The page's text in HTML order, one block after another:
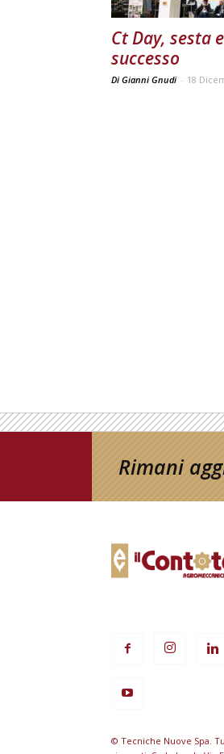
Ct Day, sesta
successo
Di Gianni Gnudi - 18
Rimani
© Tecniche Nuove Spa.